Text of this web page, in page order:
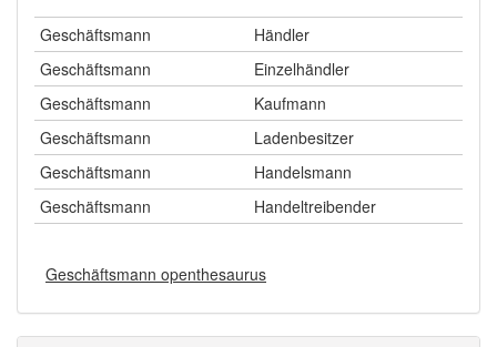
Geschäftsmann
Händler
Geschäftsmann
Einzelhändler
Geschäftsmann
Kaufmann
Geschäftsmann
Ladenbesitzer
Geschäftsmann
Handelsmann
Geschäftsmann
Handeltreibender
Geschäftsmann openthesaurus